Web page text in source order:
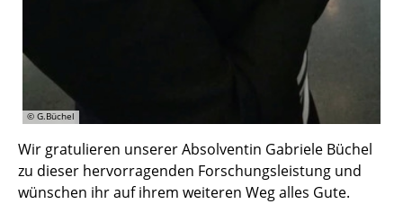
© G.Büchel
Wir gratulieren unserer Absolventin Gabriele Büchel
zu dieser hervorragenden Forschungsleistung und
wünschen ihr auf ihrem weiteren Weg alles Gute.